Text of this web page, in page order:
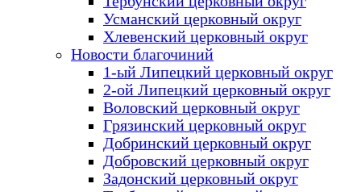
Усманский церковный округ
Хлевенский церковный округ
Новости благочиний
1-ый Липецкий церковный округ
2-ой Липецкий церковный округ
Воловский церковный округ
Грязинский церковный округ
Добринский церковный округ
Добровский церковный округ
Задонский церковный округ